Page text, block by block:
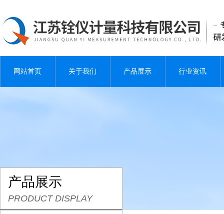
网站首页 关于我们 产品展示 行业资讯
产品展示
PRODUCT DISPLAY